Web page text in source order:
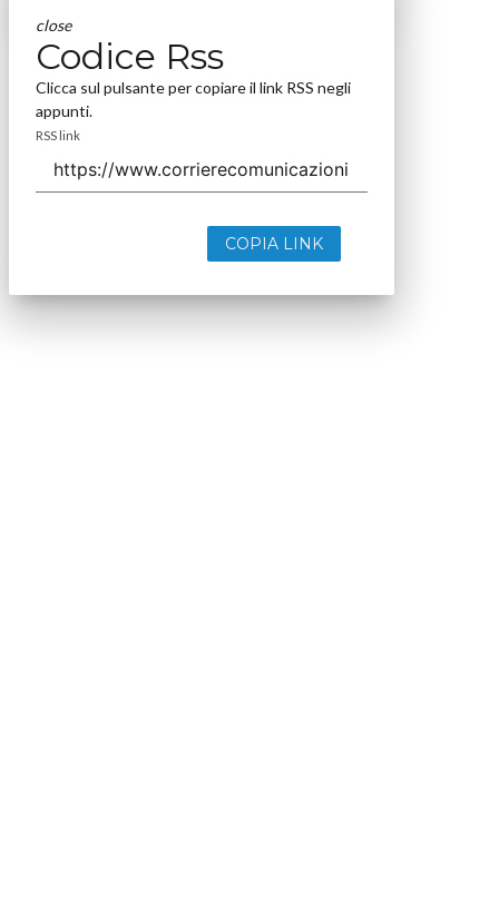
close
Codice Rss
Clicca sul pulsante per copiare il link RSS negli
appunti.
RSS link
COPIA LINK